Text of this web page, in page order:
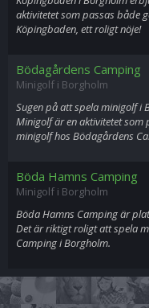
aktivitetet som passas både
Köpingbaden, ett roligt nöje!
Bödagårdens Camping
Minigolf i Borgholm
Sugen på att spela minigolf i
Minigolf är en aktivitetet som
minigolf hos Bödagårdens
Böda Hamns Camping
Minigolf i Borgholm
Böda Hamns Camping är
Det är riktigt roligt att spela
Camping i Borgholm.